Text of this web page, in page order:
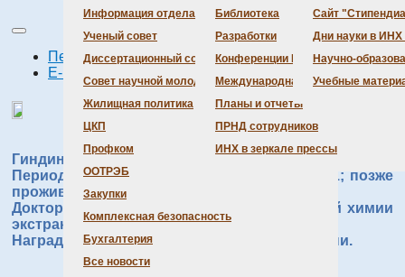
Локальные
Информация отдела кадров
Ученый совет
Диссертационный совет
Совет научной молодежи
Жилищная политика
ЦКП
Профком
ООТРЭБ
Закупки
Комплексная безопасность
Бухгалтерия
Все новости
Библиотека
Разработки
Конференции Института
Международная деятельность
Планы и отчеты
ПРНД сотрудников
ИНХ в зеркале прессы
Сайт
Дни науки в
Научно-
Учебные
Печать
E-mail
Гиндин Лев Моисеевич (16.08.1913 – 16.06.2000).
Период работы в ИНХ СО РАН: 1962 – 1981; позже
проживал в Москве, где и был похоронен.
Доктор химических наук; зав. лабораторией химии
экстракционных процессов.
Награды: Орден Трудового Красного Знамени.